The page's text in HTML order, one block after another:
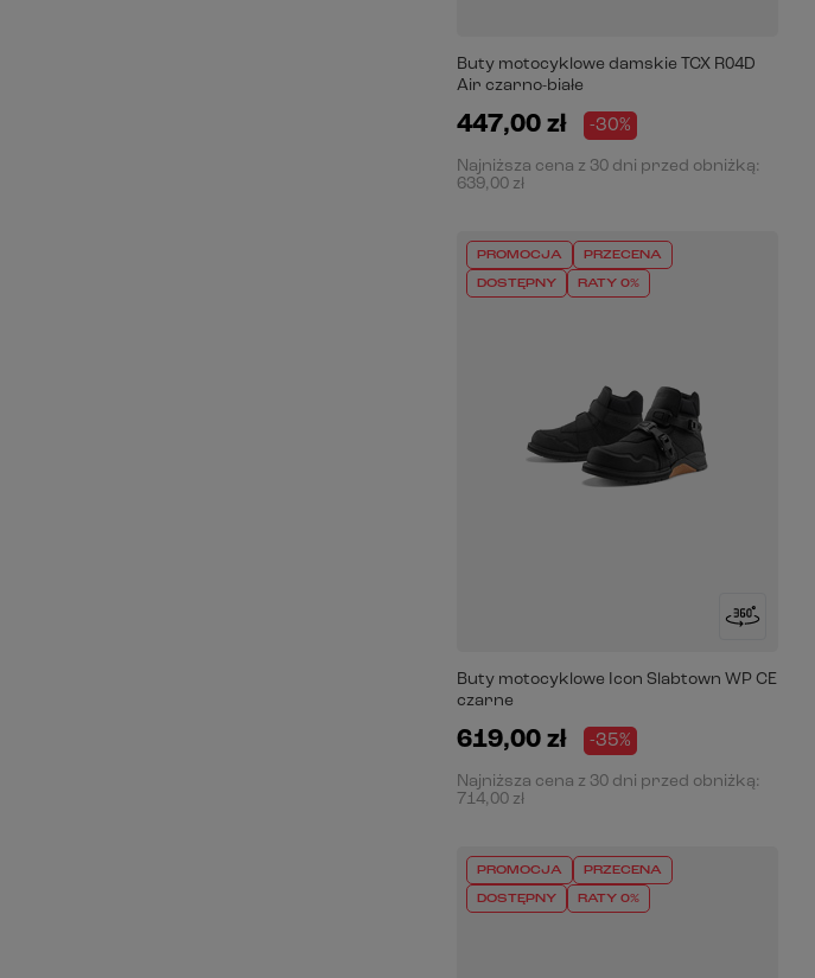
Buty motocyklowe damskie TCX R04D
Air czarno-białe
447,00 zł -30%
Najniższa cena z 30 dni przed obniżką:
639,00 zł
PROMOCJA PRZECENA
DOSTĘPNY RATY 0%
Buty motocyklowe Icon Slabtown WP CE
czarne
619,00 zł -35%
Najniższa cena z 30 dni przed obniżką:
714,00 zł
PROMOCJA PRZECENA
DOSTĘPNY RATY 0%